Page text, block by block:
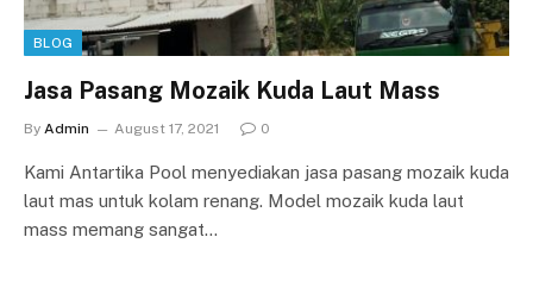
BLOG
Jasa Pasang Mozaik Kuda Laut Mass
By Admin August 17, 2021 0
Kami Antartika Pool menyediakan jasa pasang mozaik kuda
laut mas untuk kolam renang. Model mozaik kuda laut
mass memang sangat…